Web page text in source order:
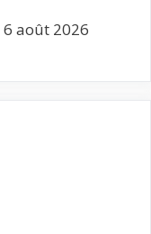
6 août 2026